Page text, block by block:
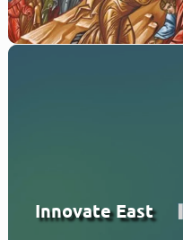
Innovate East